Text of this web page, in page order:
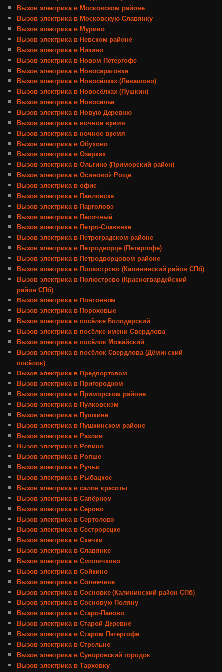
Вызов электрика в Московском районе
Вызов электрика в Московскую Славянку
Вызов электрика в Мурино
Вызов электрика в Невском районе
Вызов электрика в Низино
Вызов электрика в Новом Петергофе
Вызов электрика в Новосаратовке
Вызов электрика в Новосёлках (Левашово)
Вызов электрика в Новосёлках (Пушкин)
Вызов электрика в Новоселье
Вызов электрика в Новую Деревню
Вызов электрика в ночное время
Вызов электрика в ночное время
Вызов электрика в Обухово
Вызов электрика в Озерках
Вызов электрика в Ольгино (Приморский район)
Вызов электрика в Осиновой Роще
Вызов электрика в офис
Вызов электрика в Павловске
Вызов электрика в Парголово
Вызов электрика в Песочный
Вызов электрика в Петро-Славянке
Вызов электрика в Петроградском районе
Вызов электрика в Петродворце (Петергофе)
Вызов электрика в Петродворцовом районе
Вызов электрика в Полюстрово (Калининский район СПб)
Вызов электрика в Полюстрово (Красногвардейский
район СПб)
Вызов электрика в Понтонном
Вызов электрика в Пороховые
Вызов электрика в посёлке Володарский
Вызов электрика в посёлке имени Свердлова
Вызов электрика в посёлок Можайский
Вызов электрика в посёлок Свердлова (Дёминский
посёлок)
Вызов электрика в Предпортовом
Вызов электрика в Пригородном
Вызов электрика в Приморском районе
Вызов электрика в Пулковском
Вызов электрика в Пушкине
Вызов электрика в Пушкинском районе
Вызов электрика в Разлив
Вызов электрика в Репино
Вызов электрика в Ропше
Вызов электрика в Ручьи
Вызов электрика в Рыбацкое
Вызов электрика в салон красоты
Вызов электрика в Сапёрном
Вызов электрика в Серово
Вызов электрика в Сертолово
Вызов электрика в Сестрорецке
Вызов электрика в Скачки
Вызов электрика в Славянке
Вызов электрика в Смолячково
Вызов электрика в Сойкино
Вызов электрика в Солнечное
Вызов электрика в Сосновке (Калининский район СПб)
Вызов электрика в Сосновую Поляну
Вызов электрика в Старо-Паново
Вызов электрика в Старой Деревне
Вызов электрика в Старом Петергофе
Вызов электрика в Стрельне
Вызов электрика в Суворовский городок
Вызов электрика в Тарховку